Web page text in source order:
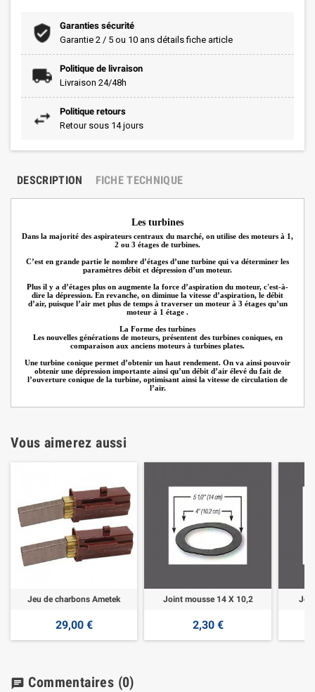
Garanties sécurité
Garantie 2 / 5 ou 10 ans détails fiche article
Politique de livraison
Livraison 24/48h
Politique retours
Retour sous 14 jours
DESCRIPTION FICHE TECHNIQUE
Les turbines
Dans la majorité des aspirateurs centraux du marché, on utilise des moteurs à 1,
2 ou 3 étages de turbines.
C’est en grande partie le nombre d’étages d’une turbine qui va déterminer les
paramètres débit et dépression d’un moteur.
Plus il y a d’étages plus on augmente la force d’aspiration du moteur, c'est-à-
dire la dépression. En revanche, on diminue la vitesse d’aspiration, le débit
d’air, puisque l’air met plus de temps à traverser un moteur à 3 étages qu’un
moteur à 1 étage .
La Forme des turbines
Les nouvelles générations de moteurs, présentent des turbines coniques, en
comparaison aux anciens moteurs à turbines plates.
Une turbine conique permet d’obtenir un haut rendement. On va ainsi pouvoir
obtenir une dépression importante ainsi qu’un débit d’air élevé du fait de
l’ouverture conique de la turbine, optimisant ainsi la vitesse de circulation de
l’air.
Vous aimerez aussi
Jeu de charbons Ametek
29,00 €
Joint mousse 14 X 10,2
2,30 €
chat Commentaires (0)